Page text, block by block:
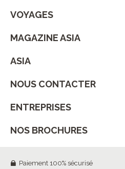
VOYAGES
MAGAZINE ASIA
ASIA
NOUS CONTACTER
ENTREPRISES
NOS BROCHURES
Paiement 100% sécurisé